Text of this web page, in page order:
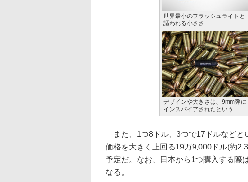
世界最小のフラッシュライトと
謳われる小ささ
デザインや大きさは、9mm弾に
インスパイアされたという
また、1つ8ドル、3つで17ドルなどと
価格を大きく上回る19万9,000ドル(約
予定だ。なお、日本から1つ購入する際
なる。